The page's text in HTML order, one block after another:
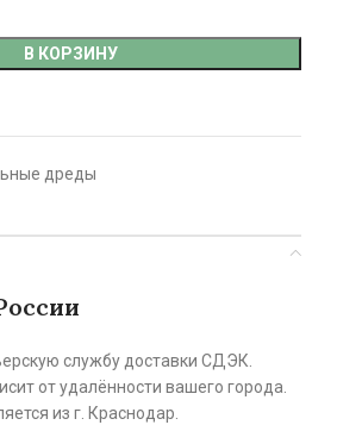
В КОРЗИНУ
дреды
службу доставки СДЭК.
от удалённости вашего города.
из г. Краснодар.